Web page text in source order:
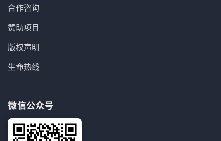
合作咨询
赞助项目
版权声明
生命热线
微信公众号